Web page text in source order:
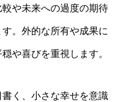
や未来への過度の期待
。外的な所有や成果に
や喜びを重視します。
く、小さな幸せを意識